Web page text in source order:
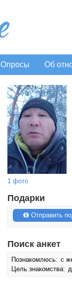
Опросы Об
1 фото
Подарки
Отправить
Поиск анкет
Познакомлюсь: с
Цель знакомства: